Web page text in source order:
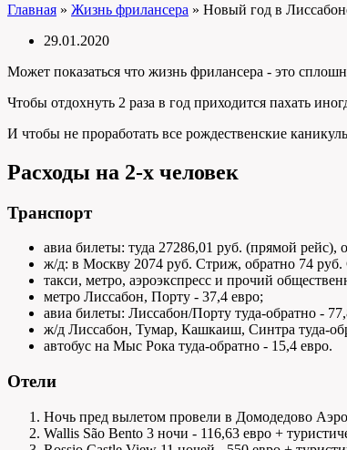
Главная » Жизнь фрилансера » Новый год в
29.01.2020
Может показаться что жизнь фрилансера - это
Чтобы отдохнуть 2 раза в год приходится пахать
И чтобы не проработать все рождественские
Расходы на 2-х человек
Транспорт
авиа билеты: туда 27286,01 руб. (прямой рейс),
ж/д: в Москву 2074 руб. Стриж, обратно 74
такси, метро, аэроэкспресс и прочий
метро Лиссабон, Порту - 37,4 евро;
авиа билеты: Лиссабон/Порту туда-обратно -
ж/д Лиссабон, Тумар, Кашкаиш, Синтра туда-
автобус на Мыс Рока туда-обратно - 15,4 евро.
Отели
Ночь пред вылетом провели в Домодедово
Wallis São Bento 3 ночи - 116,63 евро +